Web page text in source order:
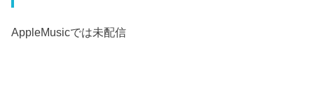
AppleMusicでは未配信